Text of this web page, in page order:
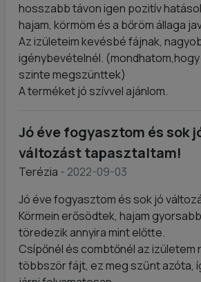
hosszabb távon igen pozitív
hajam, körmöm és a bőröm állaga
Az izületeim kevésbé fájnak,
igénybevételnél. (mondhatom,hogy
szinte megszünttek)
A terméket jó szívvel ajánlom.
Jó éve fogyasztom és sok
változást tapasztaltam!
Terézia - 2022-09-03
Jó éve fogyasztom és sok jó
Körmein erősödtek, hajam
töredezik annyira mint előtte.
Csípőnél és combtőnél az izületem
többször fájt, ez meg szűnt azóta,